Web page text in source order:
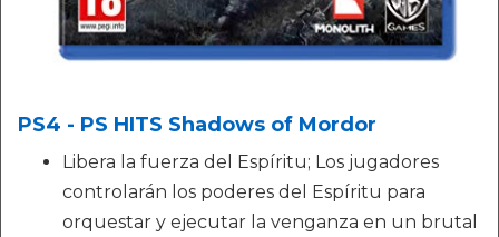
PS4 - PS HITS Shadows of Mordor
Libera la fuerza del Espíritu; Los jugadores
controlarán los poderes del Espíritu para
orquestar y ejecutar la venganza en un brutal